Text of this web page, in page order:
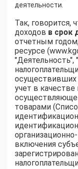
деятельности.
Так, говорится,
доходов в срок
отчетным
ресурсе
"Деятельность",
осуществивших
учет в качестве
товарами
включения